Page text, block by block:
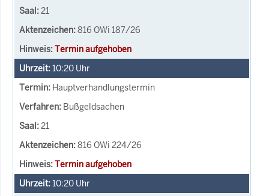
21
816 OWi 187/26
Termin aufgehoben
10:20 Uhr
Hauptverhandlungstermin
Bußgeldsachen
21
816 OWi 224/26
Termin aufgehoben
10:20 Uhr